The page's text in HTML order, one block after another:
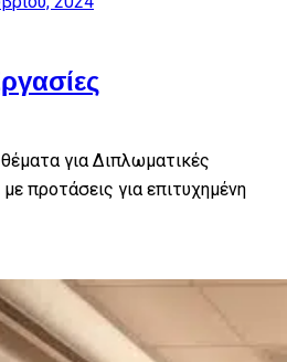
για Διπλωματικές
προτάσεις για επιτυχημένη